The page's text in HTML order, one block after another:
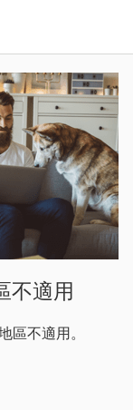
不適用
區不適用。